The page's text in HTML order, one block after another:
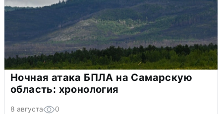
Ночная атака БПЛА на Самарскую
область: хронология
8 августа 0